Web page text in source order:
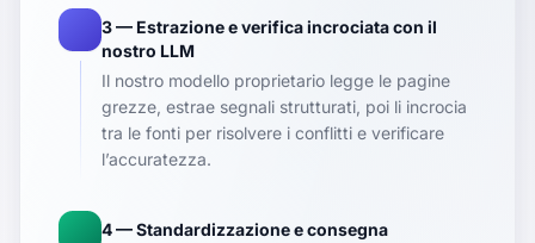
3 — Estrazione e verifica incrociata con il
nostro LLM
Il nostro modello proprietario legge le pagine
grezze, estrae segnali strutturati, poi li incrocia
tra le fonti per risolvere i conflitti e verificare
l’accuratezza.
4 — Standardizzazione e consegna